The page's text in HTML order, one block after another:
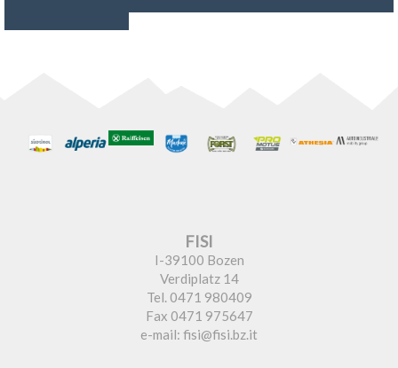
FISI
I-39100 Bozen
Verdiplatz 14
Tel. 0471 980409
Fax 0471 975647
e-mail: fisi@fisi.bz.it